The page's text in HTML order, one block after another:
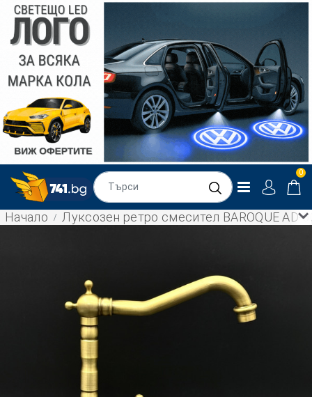
0
Начало Луксозен ретро смесител BAROQUE